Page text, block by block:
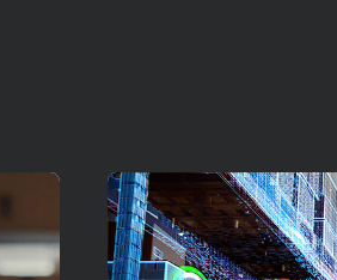
Czytaj więcej!